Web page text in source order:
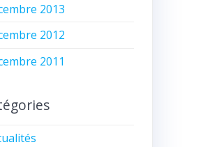
2013
2012
2011